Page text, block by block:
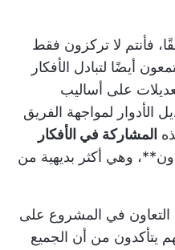
فأنتم لا تركزون فقط
أيضًا لتبادل الأفكار
على أساليب
الأدوار لمواجهة الفريق
المشاركة في الأفكار
وهي أكثر بديهية من
في المشروع على
يتأكدون من أن الجميع